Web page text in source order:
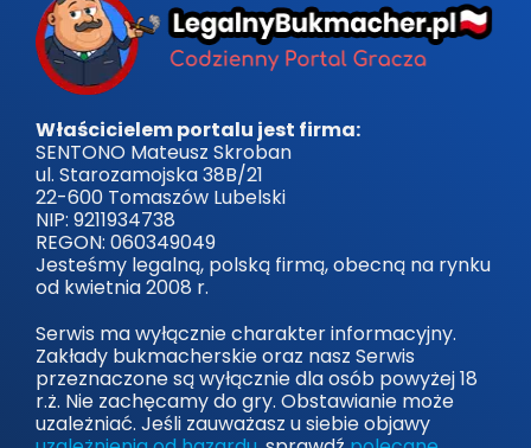
Właścicielem portalu jest firma:
SENTONO Mateusz Skroban
ul. Starozamojska 38B/21
22-600 Tomaszów Lubelski
NIP: 9211934738
REGON: 060349049
Jesteśmy legalną, polską firmą, obecną na rynku
od kwietnia 2008 r.
Serwis ma wyłącznie charakter informacyjny.
Zakłady bukmacherskie oraz nasz Serwis
przeznaczone są wyłącznie dla osób powyżej 18
r.ż. Nie zachęcamy do gry. Obstawianie może
uzależniać. Jeśli zauważasz u siebie objawy